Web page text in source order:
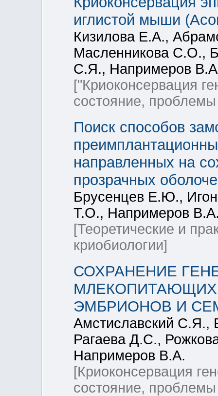
иглистой мыши
Кизилова Е.А.,
Масленникова С.О.,
С.Я., Напримеров
["Криоконсервация
состояние,
Поиск способов
направленных на
прозрачных
Брусенцев Е.Ю.,
Т.О., Напримеров
[Теоретические и
криобиологии]
СОХРАНЕНИЕ
ЭМБРИОНОВ И
Амстиславский
Рагаева Д.С.,
Напримеров В.А.
[Криоконсервация
состояние,